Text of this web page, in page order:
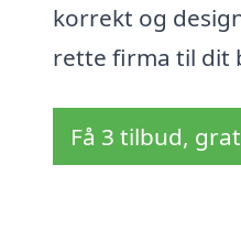
korrekt og
rette firma til dit
Få 3 tilbud,